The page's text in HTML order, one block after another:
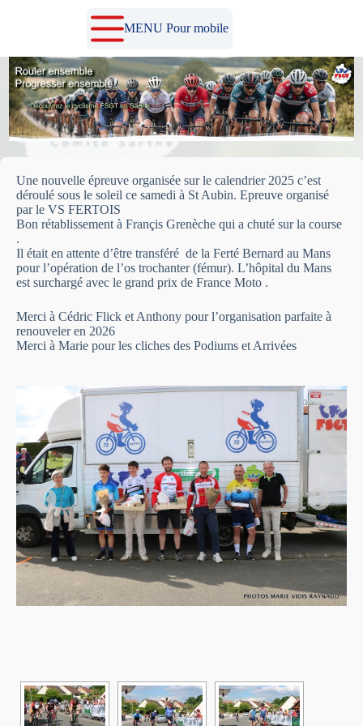
MENU Pour mobile
Une nouvelle épreuve organisée sur le calendrier 2025 c’est
déroulé sous le soleil ce samedi à St Aubin. Epreuve organisé
par le VS FERTOIS
Bon rétablissement à Françis Grenèche qui a chuté sur la course
.
Il était en attente d’être transféré de la Ferté Bernard au Mans
pour l’opération de l’os trochanter (fémur). L’hôpital du Mans
est surchargé avec le grand prix de France Moto .
Merci à Cédric Flick et Anthony pour l’organisation parfaite à
renouveler en 2026
Merci à Marie pour les cliches des Podiums et Arrivées